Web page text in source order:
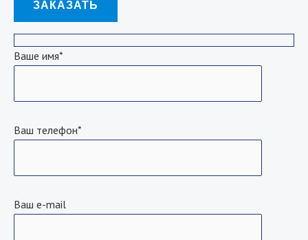
ЗАКАЗАТЬ
Ваше имя*
Ваш телефон*
Ваш e-mail